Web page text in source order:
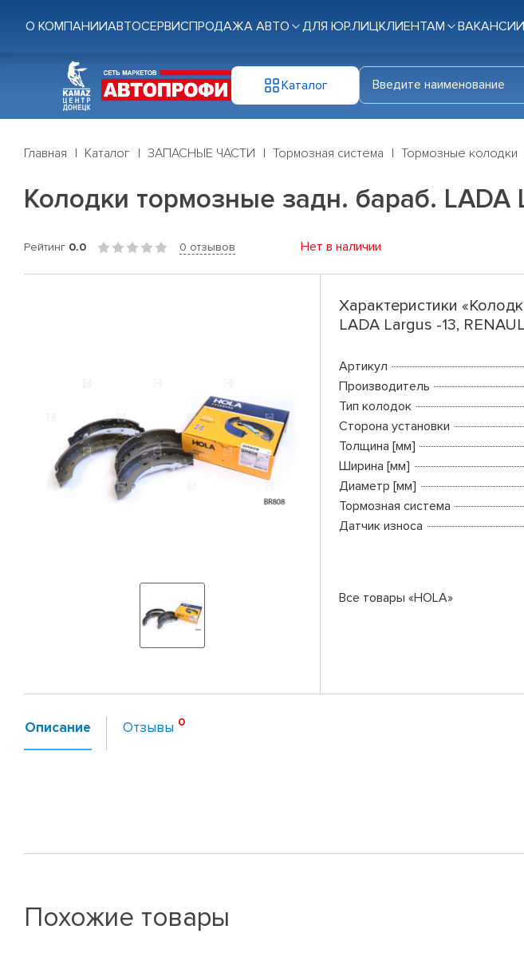
О КОМПАНИИАВТОСЕРВИСПРОДАЖА АВТО ДЛЯ ЮР.ЛИЦКЛИЕНТАМ ВАКАНСИИ
Каталог
Главная Каталог ЗАПАСНЫЕ ЧАСТИ Тормозная система Тормозные колодки
Колодки тормозные задн. бараб. LADA
Рейтинг 0.0 0 отзывов Нет в наличии
Характеристики
LADA Largus -13,
Артикул
Производитель
Тип колодок
Сторона установки
Толщина [мм]
Ширина [мм]
Диаметр [мм]
Тормозная система
Датчик износа
Все товары «HOLA»
Описание Отзывы
Похожие товары